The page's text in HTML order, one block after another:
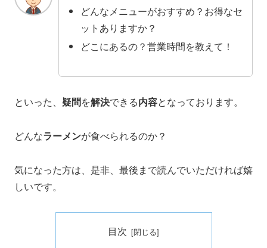
どんなメニューがおすすめ？お得なセ
ットありますか？
どこにあるの？営業時間を教えて！
といった、 疑問を解決できる内容となっております。
どんなラーメンが食べられるのか？
気になった方は、是非、最後まで読んでいただければ嬉
しいです。
目次